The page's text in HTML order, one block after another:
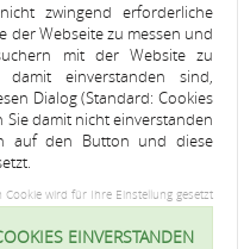
Cookie
zwingend erforderliche
der Webseite zu messen und
mit der Website zu
einverstanden sind,
Dialog (Standard: Cookies
Sie damit nicht einverstanden
auf den Button und diese
Cookie wird für Ihre Einstellung gesetzt
EINVERSTANDEN